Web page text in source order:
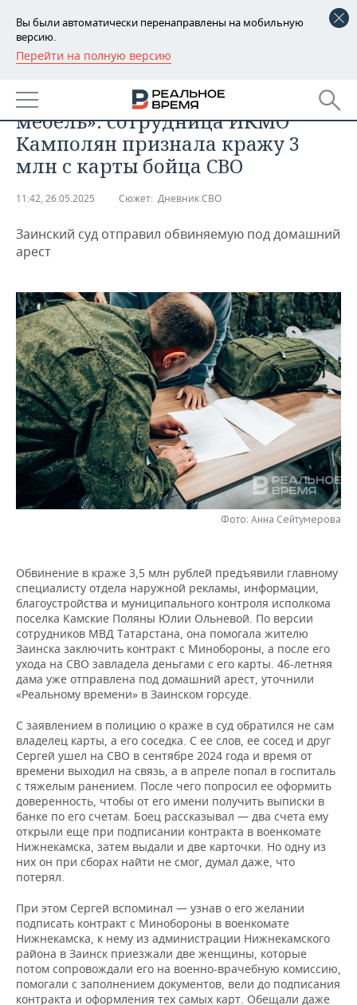
Вы были автоматически перенаправлены на мобильную
версию.
Перейти на полную версию
РЕГИОНЫ
БАШКОРТОСТАН
ТАТАРСТАН
УДМУРТИЯ
НОВОСТИ
АНАЛИТИКА
НОВОСТИ АНАЛИТИКИ
ДЕКЛАРАЦИИ О ДОХОДАХ
КОРОЛИ ГОСЗАКАЗА ПФО
КОМУ ПРИНАДЛЕЖАТ
ТОРГОВЫЕ ЦЕНТРЫ
ТАТАРСТАНА
ЭКОНОМИКА
НОВОСТИ ЭКОНОМИКИ
ФИНАНСЫ
БЮДЖЕТ
ИНВЕСТИЦИИ
ПРОМЫШЛЕННОСТЬ
НОВОСТИ
ПРОМЫШЛЕННОСТИ
АГРОПРОМ
МАШИНОСТРОЕНИЕ
НЕФТЕХИМИЯ
НЕФТЬ
ОПК
ЭНЕРГЕТИКА
НЕДВИЖИМОСТЬ
НОВОСТИ АВТО
БИЗНЕС
НОВОСТИ БИЗНЕСА
РОЗНИЧНАЯ ТОРГОВЛЯ
ТРАНСПОРТ
УСЛУГИ
ТЕХНОЛОГИИ
НОВОСТИ ТЕХНОЛОГИЙ
IT
МЕДИА
ТЕЛЕКОММУНИКАЦИИ
МЕРОПРИЯТИЯ
НОВОСТИ МЕРОПРИЯТИЙ
ВЫЕЗДНАЯ РЕДАКЦИЯ
БИЗНЕС-БРАНЧИ
ОТКРЫТАЯ ЛЕКЦИЯ
СПОРТ
НОВОСТИ СПОРТА
БАСКЕТБОЛ
ВОЛЕЙБОЛ
КИБЕРСПОРТ
ФИГУРНОЕ КАТАНИЕ
ВОДНЫЕ ВИДЫ СПОРТА
ХОККЕЙ С МЯЧОМ
ОБЩЕСТВО
НОВОСТИ ОБЩЕСТВА
ИНФРАСТРУКТУРА
ИСТОРИЯ
КУЛЬТУРА
МЕДИЦИНА
ОБРАЗОВАНИЕ
ПРОИСШЕСТВИЯ
ФОТОГАЛЕРЕЯ
СПРАВОЧНИК
СПИСОК ПЕРСОН
СПИСОК КОМПАНИЙ
ПОЛНАЯ ВЕРСИЯ
«Сделала ремонт, купила
мебель»: сотрудница ИКМО
Камполян признала кражу 3
млн с карты бойца СВО
11:42, 26.05.2025 Сюжет: Дневник СВО
Заинский суд отправил обвиняемую под домашний
арест
Фото: Анна Сейтумерова
Обвинение в краже 3,5 млн рублей предъявили главному
специалисту отдела наружной рекламы, информации,
благоустройства и муниципального контроля исполкома
поселка Камские Поляны Юлии Ольневой. По версии
сотрудников МВД Татарстана, она помогала жителю
Заинска заключить контракт с Минобороны, а после его
ухода на СВО завладела деньгами с его карты. 46-летняя
дама уже отправлена под домашний арест, уточнили
«Реальному времени» в Заинском горсуде.
С заявлением в полицию о краже в суд обратился не сам
владелец карты, а его соседка. С ее слов, ее сосед и друг
Сергей ушел на СВО в сентябре 2024 года и время от
времени выходил на связь, а в апреле попал в госпиталь
с тяжелым ранением. После чего попросил ее оформить
доверенность, чтобы от его имени получить выписки в
банке по его счетам. Боец рассказывал — два счета ему
открыли еще при подписании контракта в военкомате
Нижнекамска, затем выдали и две карточки. Но одну из
них он при сборах найти не смог, думал даже, что
потерял.
При этом Сергей вспоминал — узнав о его желании
подписать контракт с Минобороны в военкомате
Нижнекамска, к нему из администрации Нижнекамского
района в Заинск приезжали две женщины, которые
потом сопровождали его на военно-врачебную комиссию,
помогали с заполнением документов, вели до подписания
контракта и оформления тех самых карт. Обещали даже